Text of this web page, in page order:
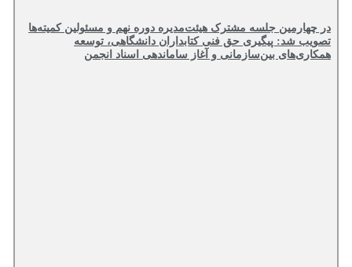
در چهارمین جلسه مشترک هیئت‌مدیره دوره نهم و مسئولین کمیته‌ها
تصویب شد: پیگیری حق فنی کتابداران دانشگاهی، توسعه
همکاری‌های بین‌سازمانی و آغاز ساماندهی اسناد انجمن